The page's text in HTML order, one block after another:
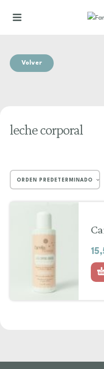
Volver
leche corporal
ORDEN PREDETERMINADO